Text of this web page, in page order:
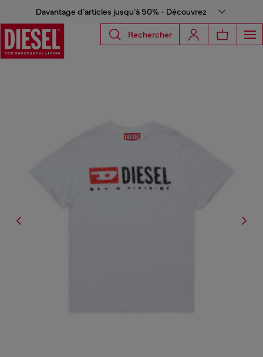
Davantage d’articles jusqu’à 50% - Découvrez
Rechercher